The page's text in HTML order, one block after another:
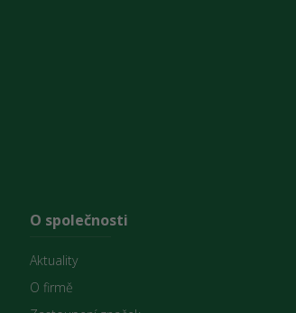
O společnosti
Aktuality
O firmě